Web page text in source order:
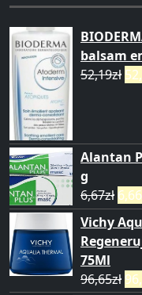
balsam
52,19zł
Alantan
g
6,67zł 6,66
Vichy
75Ml
96,65zł